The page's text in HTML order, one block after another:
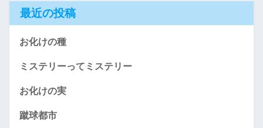
最近の投稿
お化けの種
ミステリーってミステリー
お化けの実
蹴球都市